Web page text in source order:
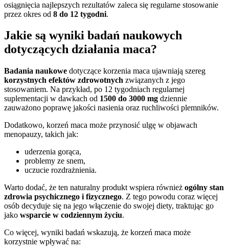
osiągnięcia najlepszych rezultatów zaleca się regularne stosowanie
przez okres od 8 do 12 tygodni.
Jakie są wyniki badań naukowych
dotyczących działania maca?
Badania naukowe dotyczące korzenia maca ujawniają szereg
korzystnych efektów zdrowotnych związanych z jego
stosowaniem. Na przykład, po 12 tygodniach regularnej
suplementacji w dawkach od 1500 do 3000 mg dziennie
zauważono poprawę jakości nasienia oraz ruchliwości plemników.
Dodatkowo, korzeń maca może przynosić ulgę w objawach
menopauzy, takich jak:
uderzenia gorąca,
problemy ze snem,
uczucie rozdrażnienia.
Warto dodać, że ten naturalny produkt wspiera również ogólny stan
zdrowia psychicznego i fizycznego. Z tego powodu coraz więcej
osób decyduje się na jego włączenie do swojej diety, traktując go
jako wsparcie w codziennym życiu.
Co więcej, wyniki badań wskazują, że korzeń maca może
korzystnie wpływać na: